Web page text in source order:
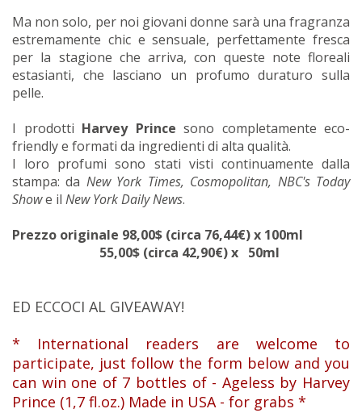
Ma non solo, per noi giovani donne sarà una fragranza
estremamente chic e sensuale, perfettamente fresca
per la stagione che arriva, con queste note floreali
estasianti, che lasciano un profumo duraturo sulla
pelle.
I prodotti Harvey Prince sono completamente eco-
friendly e formati da ingredienti di alta qualità.
I loro profumi sono stati visti continuamente dalla
stampa: da New York Times, Cosmopolitan, NBC's Today
Showe il New York Daily News.
Prezzo originale 98,00$ (circa 76,44€) x 100ml
55,00$ (circa 42,90€) x 50ml
ED ECCOCI AL GIVEAWAY!
* International readers are welcome to
participate, just follow the form below and you
can win one of 7 bottles of - Ageless by Harvey
Prince (1,7 fl.oz.) Made in USA - for grabs *